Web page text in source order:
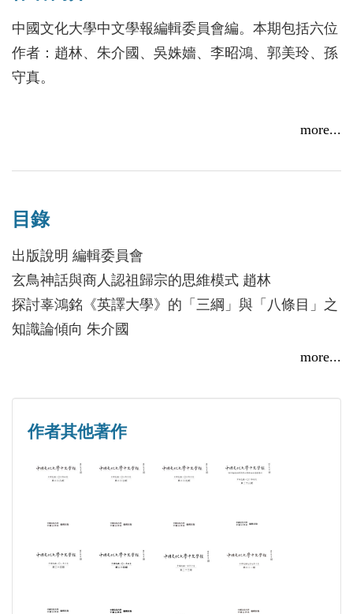
論著，以收觀摩之效，不無遺憾。自第十期起，本刊
公開園地，接受外稿，成為一公開發行之學術期刊。
二、 本刊已往編輯委員及審稿工作，均由同人擔
教授、丁原基教授，均是各有專精、望重士林之學
三、 本刊原為年刊，為方便來稿能早日刊出，自第
投稿。
四、 本刊原為直行排印，為方便外國文獻及網路資
料之引用，第十期起改為橫式排印。
五、 為符合學術期刊之規範及方便外國學者利用，
第十期起，每篇論文增加英文提要、關鍵詞及目錄。
篇。
中國文化大學中文學報編輯委員會編。本期包括六位
作者：趙林、朱介國、吳姝嬙、李昭鴻、郭美玲、孫
守真。
more...
目錄
出版說明 編輯委員會
玄鳥神話與商人認祖歸宗的思維模式 趙林
探討辜鴻銘《英譯大學》的「三綱」與「八條目」之
知識論傾向 朱介國
人的
意識型態 李昭鴻
翁方綱書學思維探論─與阮元〈南北書派論〉、
more...
作者其他著作